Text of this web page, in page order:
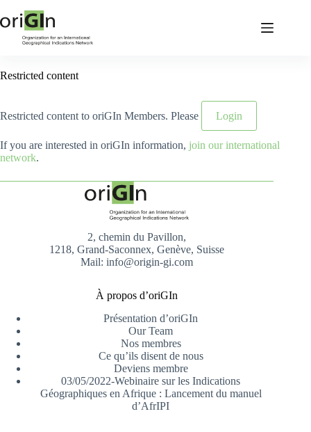
Restricted content
Restricted content to oriGIn Members. Please Login
If you are interested in oriGIn information, join our international
network.
2, chemin du Pavillon,
1218, Grand-Saconnex, Genève, Suisse
Mail: info@origin-gi.com
À propos d’oriGIn
Présentation d’oriGIn
Our Team
Nos membres
Ce qu’ils disent de nous
Deviens membre
03/05/2022-Webinaire sur les Indications
Géographiques en Afrique : Lancement du manuel
d’AfrIPI